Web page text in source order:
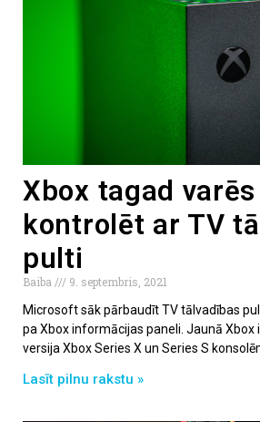
Xbox tagad varēs
kontrolēt ar TV
pulti
Baiba
9. septembris, 2021
Microsoft sāk pārbaudīt TV tālvadības
pa Xbox informācijas paneli. Jaunā
versija Xbox Series X un Series S
Lasīt pilnu rakstu »